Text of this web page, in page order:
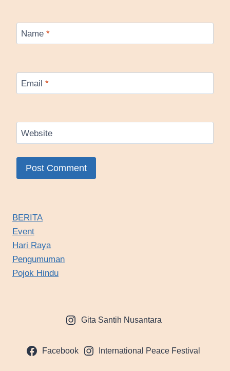
Name *
Email *
Website
BERITA
Event
Hari Raya
Pengumuman
Pojok Hindu
Gita Santih Nusantara
Facebook International Peace Festival